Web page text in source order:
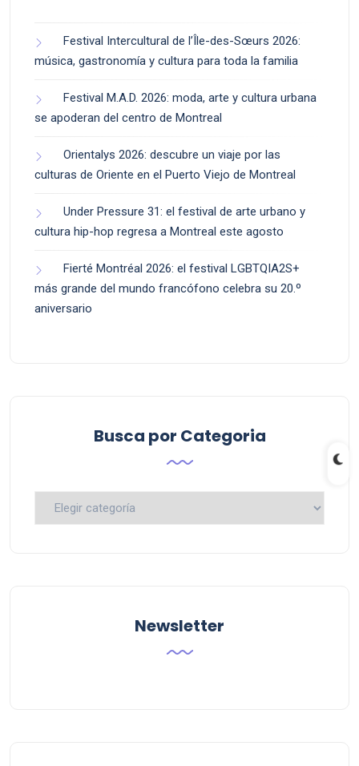
Festival Intercultural de l’Île-des-Sœurs 2026:
música, gastronomía y cultura para toda la familia
Festival M.A.D. 2026: moda, arte y cultura urbana
se apoderan del centro de Montreal
Orientalys 2026: descubre un viaje por las
culturas de Oriente en el Puerto Viejo de Montreal
Under Pressure 31: el festival de arte urbano y
cultura hip-hop regresa a Montreal este agosto
Fierté Montréal 2026: el festival LGBTQIA2S+
más grande del mundo francófono celebra su 20.º
aniversario
Busca por Categoria
Busca
Newsletter